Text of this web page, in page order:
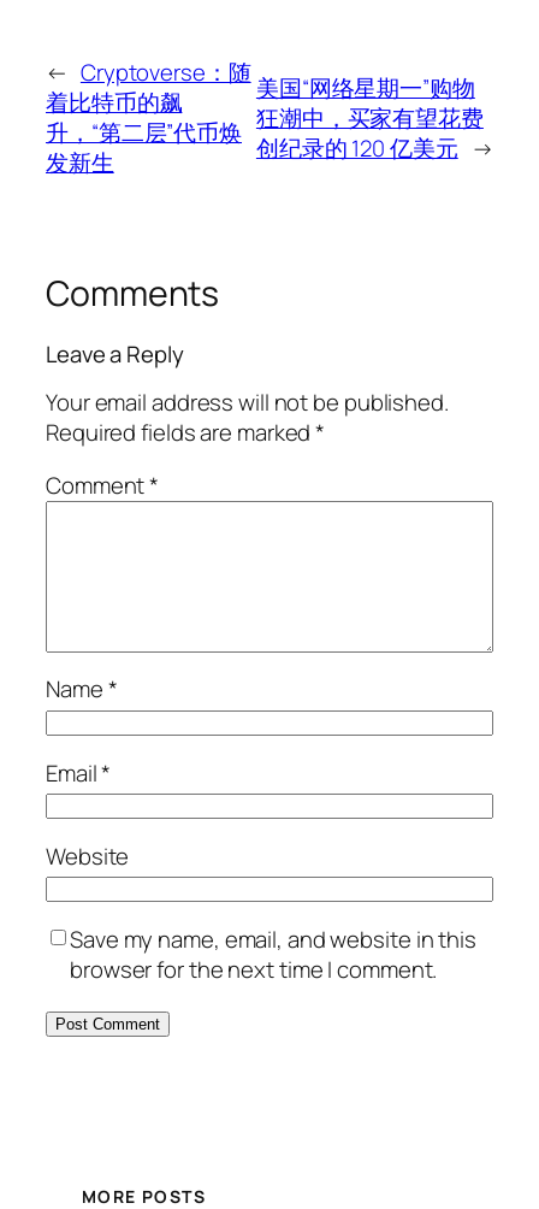
← Cryptoverse：随
着比特币的飙
升，“第二层”代币焕
发新生
美国“网络星期一”购物
狂潮中，买家有望花费
创纪录的 120 亿美元 →
Comments
Leave a Reply
Your email address will not be published.
Required fields are marked*
Comment*
Name*
Email*
Website
Save my name, email, and website in this
browser for the next time I comment.
MORE POSTS